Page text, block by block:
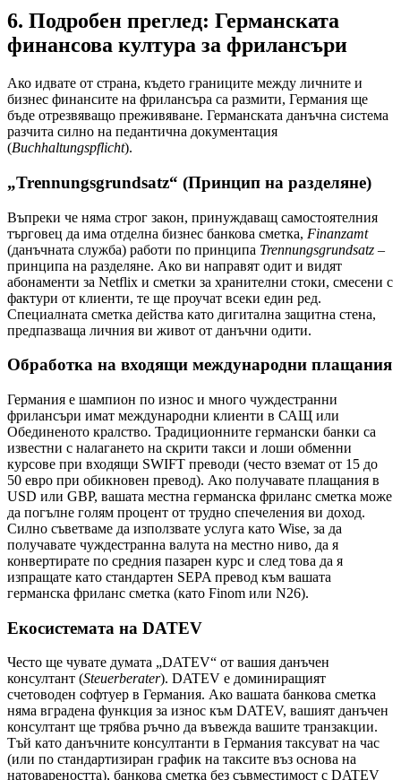
6. Подробен преглед: Германската
финансова култура за фрилансъри
Ако идвате от страна, където границите между личните и
бизнес финансите на фрилансъра са размити, Германия ще
бъде отрезвяващо преживяване. Германската данъчна система
разчита силно на педантична документация
(Buchhaltungspflicht).
„Trennungsgrundsatz“ (Принцип на разделяне)
Въпреки че няма строг закон, принуждаващ самостоятелния
търговец да има отделна бизнес банкова сметка, Finanzamt
(данъчната служба) работи по принципа Trennungsgrundsatz –
принципа на разделяне. Ако ви направят одит и видят
абонаменти за Netflix и сметки за хранителни стоки, смесени с
фактури от клиенти, те ще проучат всеки един ред.
Специалната сметка действа като дигитална защитна стена,
предпазваща личния ви живот от данъчни одити.
Обработка на входящи международни плащания
Германия е шампион по износ и много чуждестранни
фрилансъри имат международни клиенти в САЩ или
Обединеното кралство. Традиционните германски банки са
известни с налагането на скрити такси и лоши обменни
курсове при входящи SWIFT преводи (често вземат от 15 до
50 евро при обикновен превод). Ако получавате плащания в
USD или GBP, вашата местна германска фриланс сметка може
да погълне голям процент от трудно спечеления ви доход.
Силно съветваме да използвате услуга като Wise, за да
получавате чуждестранна валута на местно ниво, да я
конвертирате по средния пазарен курс и след това да я
изпращате като стандартен SEPA превод към вашата
германска фриланс сметка (като Finom или N26).
Екосистемата на DATEV
Често ще чувате думата „DATEV“ от вашия данъчен
консултант (Steuerberater). DATEV е доминиращият
счетоводен софтуер в Германия. Ако вашата банкова сметка
няма вградена функция за износ към DATEV, вашият данъчен
консултант ще трябва ръчно да въвежда вашите транзакции.
Тъй като данъчните консултанти в Германия таксуват на час
(или по стандартизиран график на таксите въз основа на
натовареността), банкова сметка без съвместимост с DATEV